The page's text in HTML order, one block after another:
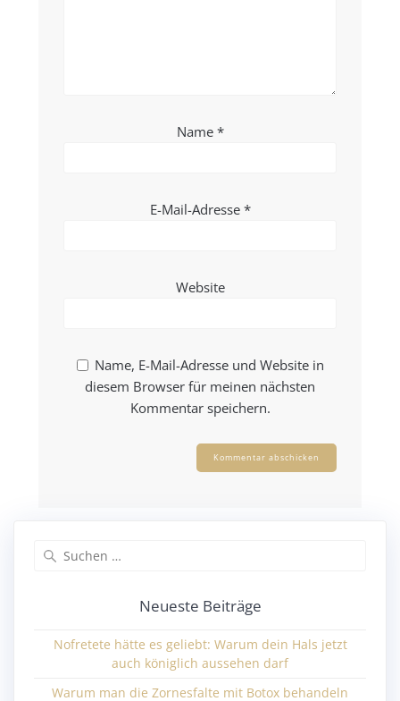
Name *
E-Mail-Adresse *
Website
Name, E-Mail-Adresse und Website in
diesem Browser für meinen nächsten
Kommentar speichern.
Neueste Beiträge
Nofretete hätte es geliebt: Warum dein Hals jetzt
auch königlich aussehen darf
Warum man die Zornesfalte mit Botox behandeln